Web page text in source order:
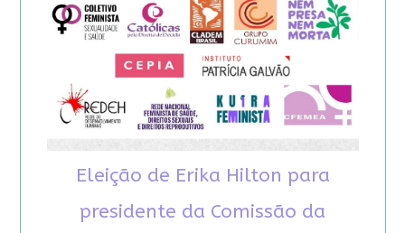
Eleição de Erika Hilton para
presidente da Comissão da